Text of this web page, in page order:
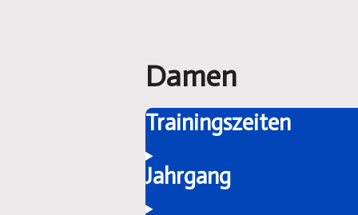
Damen
Trainingszeiten
Jahrgang